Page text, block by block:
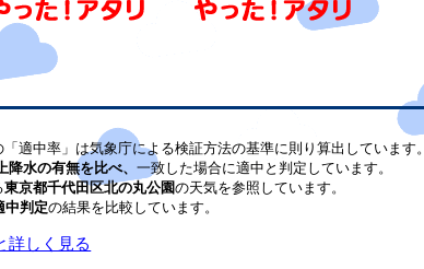
「適中率」は気象庁による検証方法の基準に則り算出しています。
水の有無を比べ、 一致した場合に適中と判定しています。
東京都千代田区北の丸公園の天気を参照しています。
中判定の結果を比較しています。
詳しく見る